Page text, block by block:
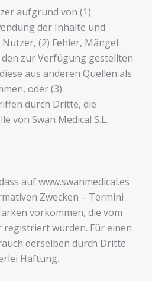
aufgrund von (1)
der Inhalte und
(2) Fehler, Mängel
zur Verfügung gestellten
aus anderen Quellen als
oder (3)
durch Dritte, die
von Swan Medical S.L.
auf www.swanmedical.es
Zwecken – Termini
vorkommen, die vom
registriert wurden. Für einen
derselben durch Dritte
Haftung.